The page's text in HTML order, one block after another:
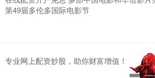
第49届多伦多国际电影节
专业网上配资炒股，助你财富增值！